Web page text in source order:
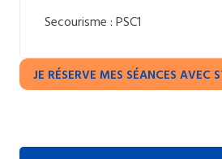
Secourisme : PSC1
JE RÉSERVE MES SÉANCES AVEC